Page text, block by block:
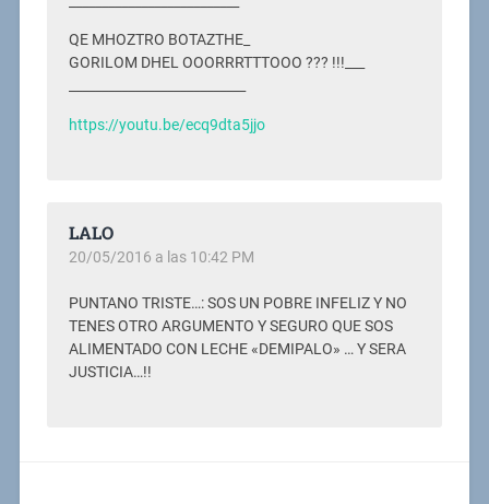
QE MHOZTRO BOTAZTHE_
GORILOM DHEL OOORRRTTTOOO ??? !!!___
https://youtu.be/ecq9dta5jjo
LALO
20/05/2016 a las 10:42 PM
PUNTANO TRISTE…: SOS UN POBRE INFELIZ Y NO
TENES OTRO ARGUMENTO Y SEGURO QUE SOS
ALIMENTADO CON LECHE «DEMIPALO» … Y SERA
JUSTICIA…!!